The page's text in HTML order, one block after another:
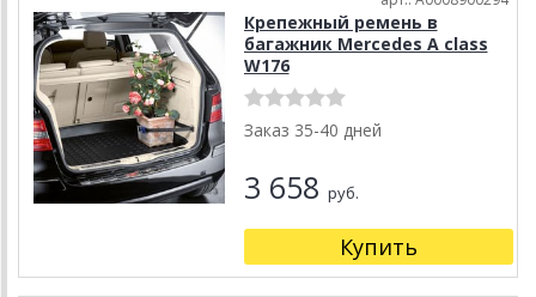
Крепежный ремень в
багажник Mercedes A class
W176
Заказ 35-40 дней
3 658 руб.
Купить